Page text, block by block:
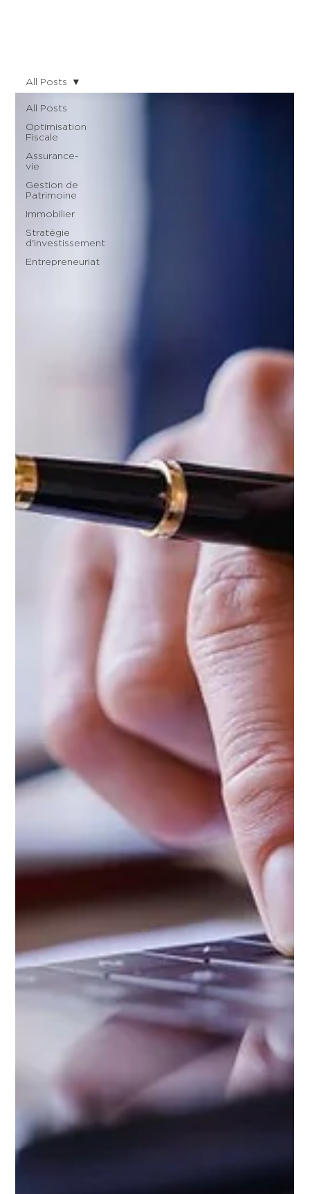
All Posts
Optimisation
Fiscale
Assurance-
vie
Gestion de
Patrimoine
Immobilier
Stratégie
d'investissement
Entrepreneuriat
All Posts